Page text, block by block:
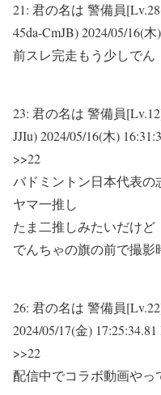
21: 君の名は 警備員
45da-CmJB)2024/05/16(
前スレ完走もう少しでん
23: 君の名は 警備員
JJIu)2024/05/16(木)
>>22
バドミントン日本代表の
ヤマ一推し
たま二推しみたいだけど
でんちゃの旗の前で撮影
26: 君の名は 警備員
2024/05/17(金)
>>22
配信中でコラボ動画やっ